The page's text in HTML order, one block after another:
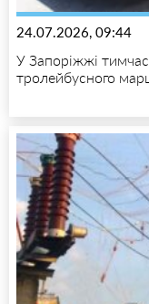
24.07.2026, 09:44
У Запоріжжі
тролейбусного